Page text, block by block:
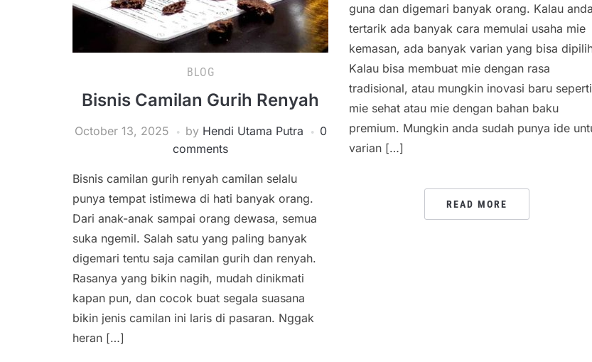
BLOG
Bisnis Camilan Gurih Renyah
October 13, 2025 by Hendi Utama Putra
0
comments
Bisnis camilan gurih renyah camilan selalu
punya tempat istimewa di hati banyak orang.
Dari anak-anak sampai orang dewasa, semua
suka ngemil. Salah satu yang paling banyak
digemari tentu saja camilan gurih dan renyah.
Rasanya yang bikin nagih, mudah dinikmati
kapan pun, dan cocok buat segala suasana
bikin jenis camilan ini laris di pasaran. Nggak
heran […]
guna dan digemari banyak orang. Kalau anda
tertarik ada banyak cara memulai usaha mie
kemasan, ada banyak varian yang bisa
Kalau bisa membuat mie dengan rasa
tradisional, atau mungkin inovasi baru seperti
mie sehat atau mie dengan bahan baku
premium. Mungkin anda sudah punya ide
varian […]
READ MORE